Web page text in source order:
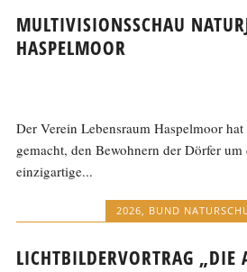
MULTIVISIONSSCHAU
HASPELMOOR
Der Verein Lebensraum Haspelmoor
gemacht, den Bewohnern der Dörfer um
einzigartige...
2026 BUND
LICHTBILDERVORTRAG „DIE